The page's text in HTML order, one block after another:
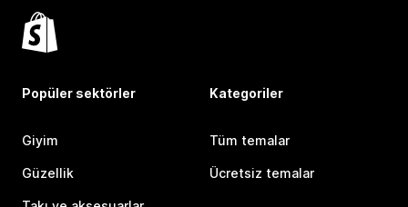
Popüler sektörler
Giyim
Güzellik
Kategoriler
Tüm temalar
Ücretsiz temalar